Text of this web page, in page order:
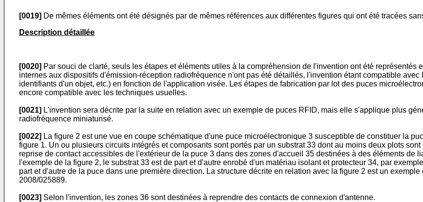
[0019] De mêmes éléments ont été désignés par de mêmes références aux différentes figures qui ont été tracées
Description détaillée
[0020] Par souci de clarté, seuls les étapes et éléments utiles à la compréhension de l'invention ont été représentés
internes aux dispositifs d'émission-réception radiofréquence n'ont pas été détaillés, l'invention étant compatible
identifiants d'un objet, etc.) en fonction de l'application visée. Les étapes de fabrication par lot des puces
encore compatible avec les techniques usuelles.
[0021] L'invention sera décrite par la suite en relation avec un exemple de puces RFID, mais elle s'applique plus
radiofréquence miniaturisé.
[0022] La figure 2 est une vue en coupe schématique d'une puce microélectronique 3 susceptible de constituer la
figure 1. Un ou plusieurs circuits intégrés et composants sont portés par un substrat 33 dont au moins deux plots
reprise de contact accessibles de l'extérieur de la puce 3 dans des zones d'accueil 35 destinées à des éléments de
l'exemple de la figure 2, le substrat 33 est de part et d'autre enrobé d'un matériau isolant et protecteur 34, par
part et d'autre de la puce dans une première direction. La structure décrite en relation avec la figure 2 est un
2008/025889.
[0023] Selon l'invention, les zones 36 sont destinées à reprendre des contacts de connexion d'antenne.